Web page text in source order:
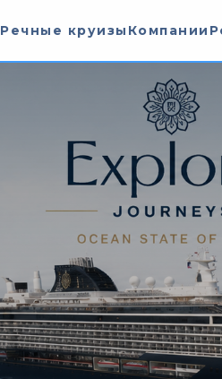
Речные круизы Компании